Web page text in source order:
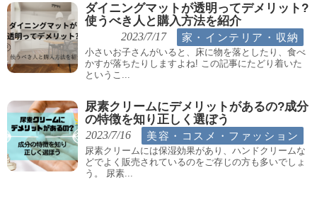
ダイニングマットが透明ってデメリット?
使うべき人と購入方法を紹介
2023/7/17 家・インテリア・収納
小さいお子さんがいると、床に物を落としたり、食べ
かすが落ちたりしますよね! この記事にたどり着いた
というこ...
尿素クリームにデメリットがあるの?成分
の特徴を知り正しく選ぼう
2023/7/16 美容・コスメ・ファッション
尿素クリームには保湿効果があり、ハンドクリームな
どでよく販売されているのをご存じの方も多いでしょ
う。 尿素...